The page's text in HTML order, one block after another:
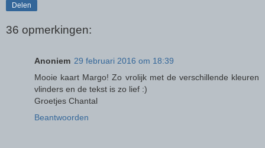
Delen
36 opmerkingen:
Anoniem 29 februari 2016 om 18:39
Mooie kaart Margo! Zo vrolijk met de verschillende kleuren
vlinders en de tekst is zo lief :)
Groetjes Chantal
Beantwoorden